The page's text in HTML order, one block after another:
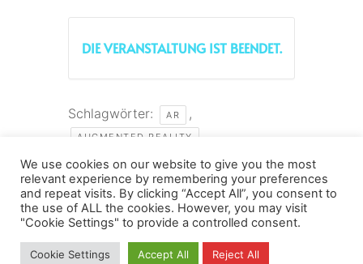
DIE VERANSTALTUNG IST BEENDET.
Schlagwörter: AR ,
AUGMENTED REALITY
HOCHBAHN HAMBURG ÖPNV
SMART CITIES , SMART CITY
Datenschutz Kopierrechte
Impressum
Kontakt
We use cookies on our website to give you the most
relevant experience by remembering your preferences
and repeat visits. By clicking “Accept All”, you consent to
the use of ALL the cookies. However, you may visit
"Cookie Settings" to provide a controlled consent.
Cookie Settings Accept All Reject All